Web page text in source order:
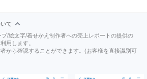
て
/絵文字/着せかえ制作者への売上レポートの提供の
用します。
から確認することができます。(お客様を直接識別可